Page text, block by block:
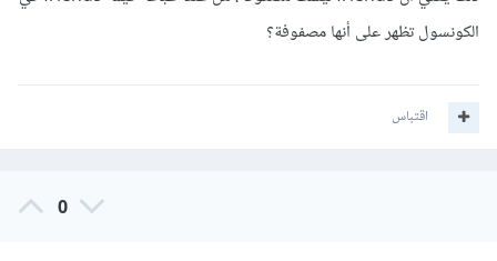
الكونسول تظهر على أنها مصفوفة؟
اقتباس
0